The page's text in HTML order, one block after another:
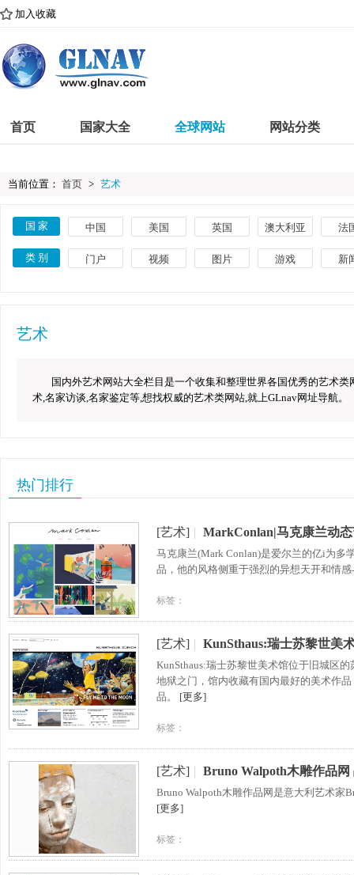
加入收藏
首页 国家大全 全球网站 网站分类
当前位置： 首页 > 艺术
国 家 中国 美国 英国 澳大利亚 法
古巴 意大利 巴西 埃及 印
类 别 门户 视频 图片 游戏 新
艺术
国内外艺术网站大全栏目是一个收集和整理世界各国优秀的艺术
术,名家访谈,名家鉴定等,想找权威的艺术类网站,就上GLnav网址导航。
热门排行
[艺术] | MarkConlan|马克康兰动
马克康兰(Mark Conlan)是爱尔兰的亿i为多
品，他的风格侧重于强烈的异想天开和情
标签：
[艺术] | KunSthaus:瑞士苏黎世美
KunSthaus:瑞士苏黎世美术馆位于旧城区
地狱之门，馆内收藏有国内最好的美术作
品。 [更多]
标签：
[艺术] | Bruno Walpoth木雕作品网
Bruno Walpoth木雕作品网是意大利艺术家
[更多]
标签：